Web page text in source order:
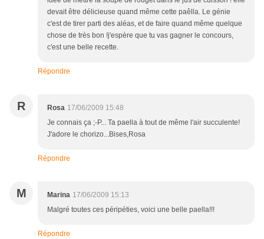
devait être délicieuse quand même cette paêlla. Le génie
c'est de tirer parti des aléas, et de faire quand même quelque
chose de très bon !j'espère que tu vas gagner le concours,
c'est une belle recette.
Répondre
R Rosa 17/06/2009 15:48
Je connais ça ;-P... Ta paella à tout de même l'air succulente!
J'adore le chorizo...Bises,Rosa
Répondre
M Marina 17/06/2009 15:13
Malgré toutes ces péripéties, voici une belle paella!!!
Répondre